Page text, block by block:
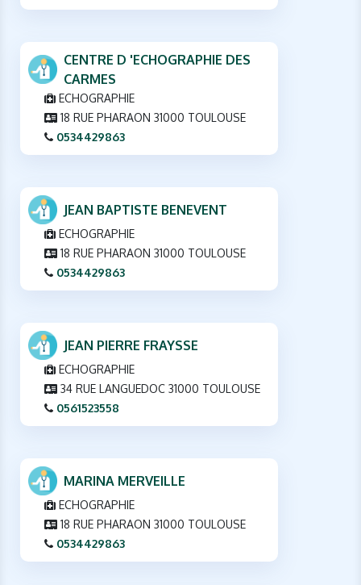
CENTRE D 'ECHOGRAPHIE DES
CARMES
ECHOGRAPHIE
18 RUE PHARAON 31000 TOULOUSE
0534429863
JEAN BAPTISTE BENEVENT
ECHOGRAPHIE
18 RUE PHARAON 31000 TOULOUSE
0534429863
JEAN PIERRE FRAYSSE
ECHOGRAPHIE
34 RUE LANGUEDOC 31000 TOULOUSE
0561523558
MARINA MERVEILLE
ECHOGRAPHIE
18 RUE PHARAON 31000 TOULOUSE
0534429863